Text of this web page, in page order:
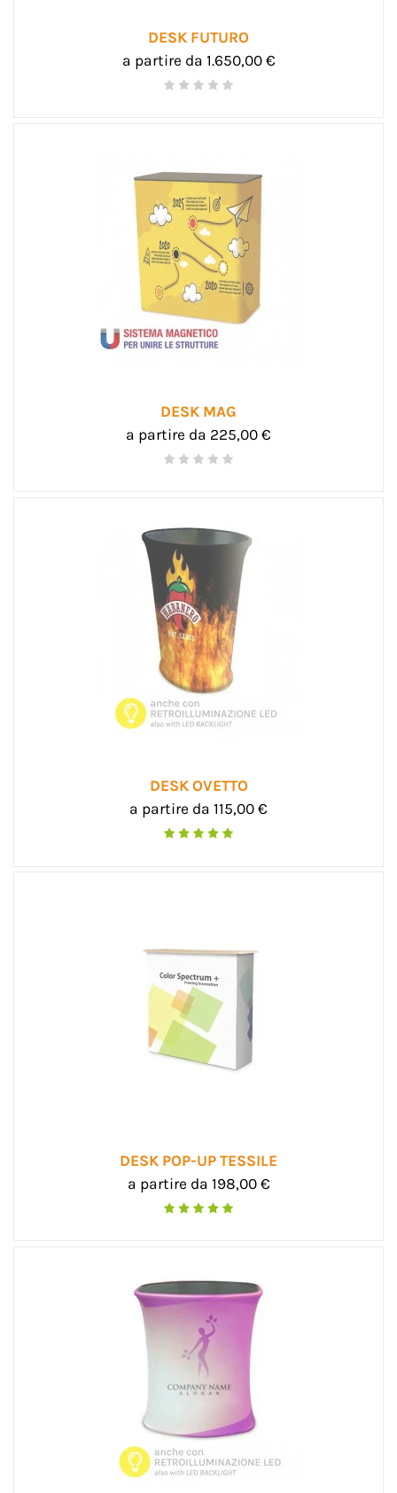
DESK FUTURO
a partire da 1.650,00 €
DESK MAG
a partire da 225,00 €
DESK OVETTO
a partire da 115,00 €
DESK POP-UP TESSILE
a partire da 198,00 €